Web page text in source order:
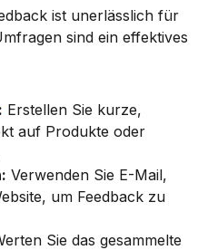
ist unerlässlich für
sind ein effektives
: Erstellen Sie kurze,
auf Produkte oder
Verwenden Sie E-Mail,
um Feedback zu
Sie das gesammelte